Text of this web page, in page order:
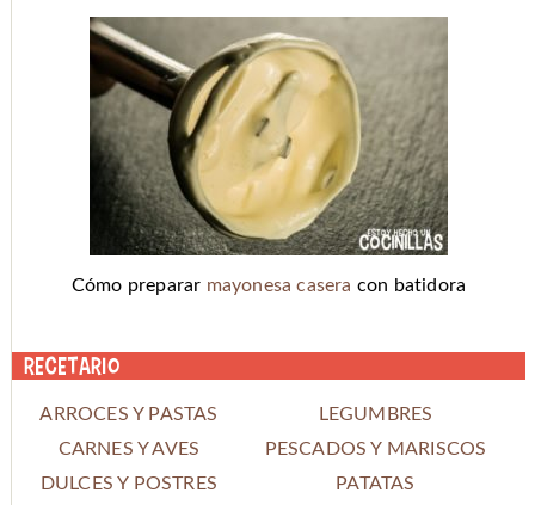
Cómo preparar mayonesa casera con batidora
Recetario
ARROCES Y PASTAS
LEGUMBRES
CARNES Y AVES
PESCADOS Y MARISCOS
DULCES Y POSTRES
PATATAS